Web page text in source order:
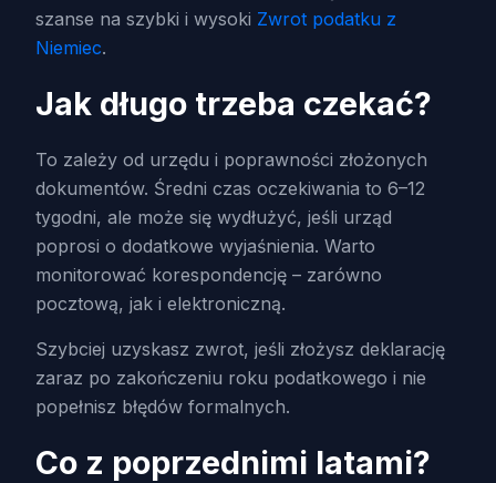
szanse na szybki i wysoki Zwrot podatku z
Niemiec.
Jak długo trzeba czekać?
To zależy od urzędu i poprawności złożonych
dokumentów. Średni czas oczekiwania to 6–12
tygodni, ale może się wydłużyć, jeśli urząd
poprosi o dodatkowe wyjaśnienia. Warto
monitorować korespondencję – zarówno
pocztową, jak i elektroniczną.
Szybciej uzyskasz zwrot, jeśli złożysz deklarację
zaraz po zakończeniu roku podatkowego i nie
popełnisz błędów formalnych.
Co z poprzednimi latami?